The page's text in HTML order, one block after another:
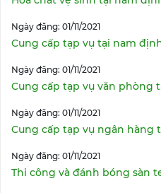
Ngày đăng: 01/11/2021
Cung cấp tạp vụ tại nam
Ngày đăng: 01/11/2021
Cung cấp tạp vụ văn phòng
Ngày đăng: 01/11/2021
Cung cấp tạp vụ ngân hàng
Ngày đăng: 01/11/2021
Thi công và đánh bóng sàn